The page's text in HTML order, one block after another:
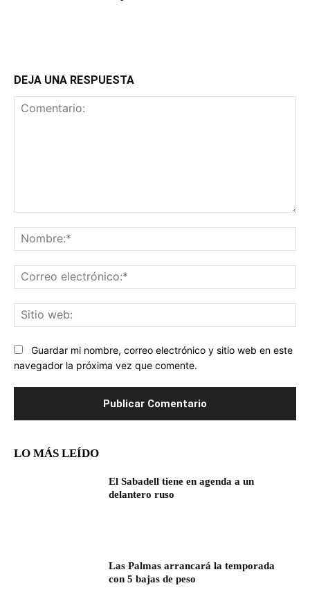
DEJA UNA RESPUESTA
Guardar mi nombre, correo electrónico y sitio web en este
navegador la próxima vez que comente.
LO MÁS LEÍDO
El Sabadell tiene en agenda a un
delantero ruso
Las Palmas arrancará la temporada
con 5 bajas de peso